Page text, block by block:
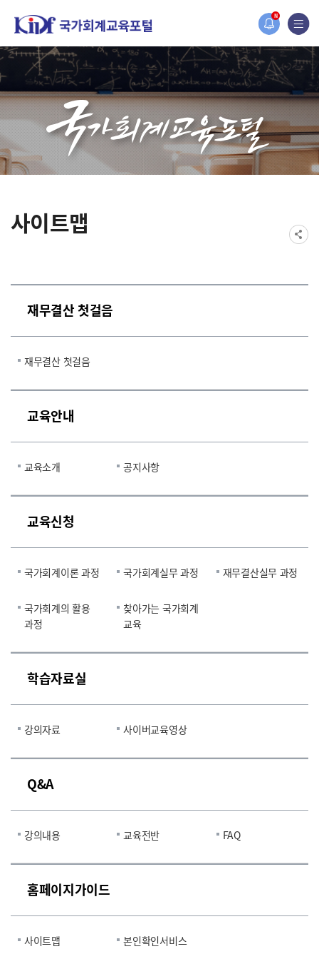
N
홈페이지가 새롭게 개편되었습니다.
한국조세재정연구원홈페이지가 새롭게 개설되었습니다.
사이트맵
재무결산 첫걸음
재무결산 첫걸음
교육안내
교육소개 공지사항
교육신청
국가회계이론 과정 국가회계실무 과정 재무결산실무 과정
국가회계의 활용
과정
찾아가는 국가회계
교육
학습자료실
강의자료 사이버교육영상
Q&A
강의내용 교육전반 FAQ
홈페이지가이드
사이트맵 본인확인서비스